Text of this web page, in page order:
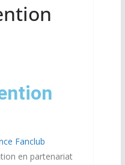
Fanclub
en partenariat